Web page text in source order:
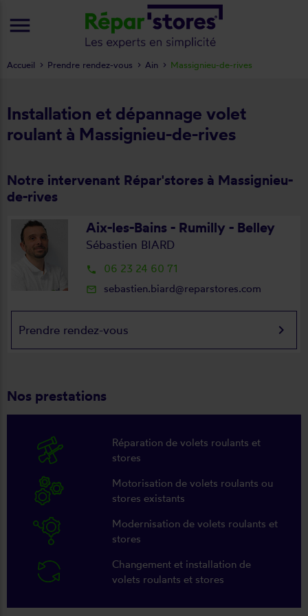
Installation et dépannage volet
roulant à Massignieu-de-rives
Notre intervenant Répar'stores à Massignieu-
de-rives
Aix-les-Bains - Rumilly - Belley
Sébastien BIARD
local_phone 06 23 24 60 71
mail_outline sebastien.biard@reparstores.com
Prendre rendez-vous keyboard_arrow_right
Nos prestations
Réparation de volets roulants et
stores
Motorisation de volets roulants ou
stores existants
Modernisation de volets roulants et
stores
Changement et installation de
volets roulants et stores
Accueil Prendre rendez-vous Ain Massignieu-de-rives
menu